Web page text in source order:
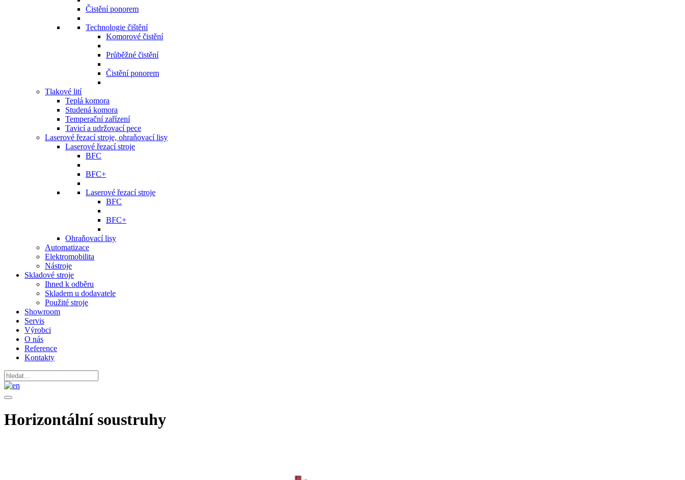
Čistění ponorem
Technologie čištění
Komorové čistění
Průběžné čistění
Čistění ponorem
Tlakové lití
Teplá komora
Studená komora
Temperační zařízení
Tavicí a udržovací pece
Laserové řezací stroje, ohraňovací lisy
Laserové řezací stroje
BFC
BFC+
Laserové řezací stroje
BFC
BFC+
Ohraňovací lisy
Automatizace
Elektromobilita
Nástroje
Skladové stroje
Ihned k odběru
Skladem u dodavatele
Použité stroje
Showroom
Servis
Výrobci
O nás
Reference
Kontakty
Horizontální soustruhy